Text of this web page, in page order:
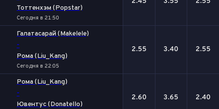
Тоттенхэм (Popstar)
Сегодня в 21:50
Галатасарай (Makelele)
-
Рома (Liu_Kang)
Сегодня в 22:05
2.55 3.40 2.55
Рома (Liu_Kang)
-
Ювентус (Donatello)
2.60 3.65 2.40